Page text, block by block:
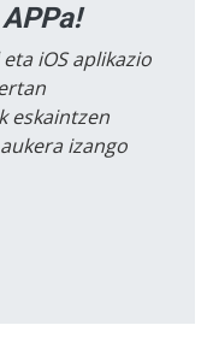
iOS aplikazio
eskaintzen
izango